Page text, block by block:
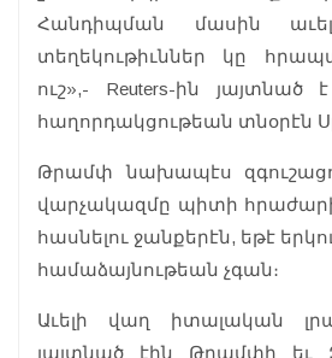
Հանդիպման մասին
տեղեկութիւններ կը
ուշ»,- Reuters-ին
հաղորդակցութեան տնօրէն
Թրամփ նախապէս
վարչակազմը պիտի
հասնելու ջանքերէն, եթէ
համաձայնութեան չգան։
Աւելի վաղ իտալական
յայտնած էին Թրամփի եւ